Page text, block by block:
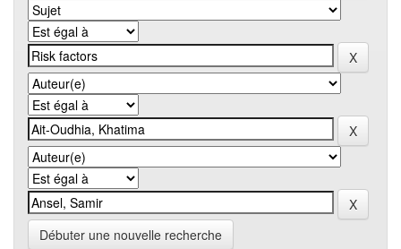
Débuter une nouvelle recherche